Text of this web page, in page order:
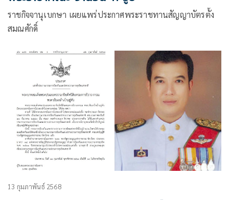
ราชกิจจานุเบกษา เผยแพร่ประกาศพระราชทานสัญญาบัตรตั้ง
สมณศักดิ์
13 กุมภาพันธ์ 2568